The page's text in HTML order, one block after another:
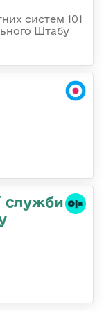
систем 101
Штабу
служби